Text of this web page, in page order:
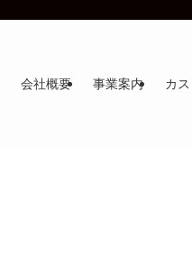
会社概要 事業案内 カ